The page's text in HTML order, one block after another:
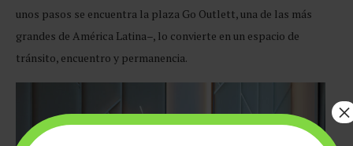
unos pasos se encuentra la plaza Go Outlett, una de las más
grandes de América Latina–, lo convierte en un espacio de
tránsito, encuentro y permanencia.
×